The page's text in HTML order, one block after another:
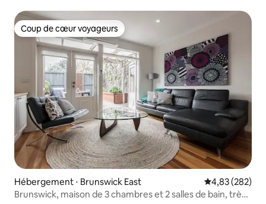
Coup de cœur voyageurs
Coup de cœur voyageurs
Hébergement ⋅ Brunswick East Évaluation
4,83 (282)
Brunswick, maison de 3 chambres et 2 salles de bain, très